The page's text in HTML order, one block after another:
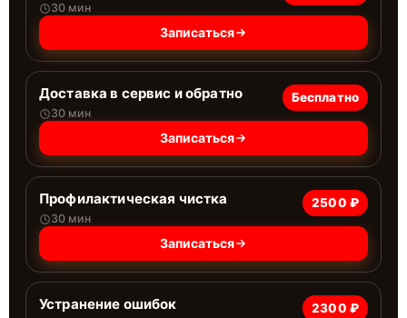
30 мин
Записаться
Доставка в сервис и обратно
30 мин
Бесплатно
Записаться
Профилактическая чистка
30 мин
2500 ₽
Записаться
Устранение ошибок 2300 ₽